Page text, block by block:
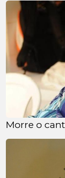
Morre o